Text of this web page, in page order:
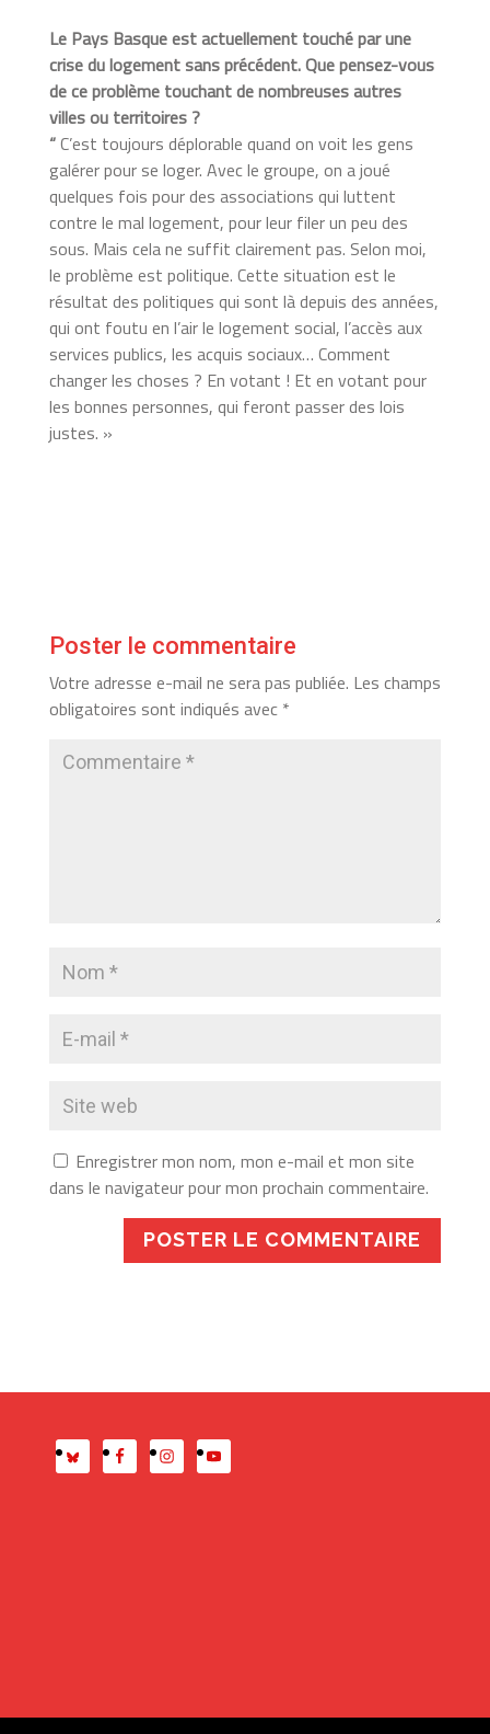
Le Pays Basque est actuellement touché par une
crise du logement sans précédent. Que pensez-vous
de ce problème touchant de nombreuses autres
villes ou territoires ?
“C’est toujours déplorable quand on voit les gens
galérer pour se loger. Avec le groupe, on a joué
quelques fois pour des associations qui luttent
contre le mal logement, pour leur filer un peu des
sous. Mais cela ne suffit clairement pas. Selon moi,
le problème est politique. Cette situation est le
résultat des politiques qui sont là depuis des années,
qui ont foutu en l’air le logement social, l’accès aux
services publics, les acquis sociaux… Comment
changer les choses ? En votant ! Et en votant pour
les bonnes personnes, qui feront passer des lois
justes. »
Poster le commentaire
Votre adresse e-mail ne sera pas publiée. Les champs
obligatoires sont indiqués avec *
Enregistrer mon nom, mon e-mail et mon site
dans le navigateur pour mon prochain commentaire.